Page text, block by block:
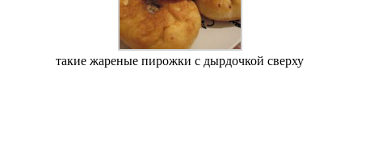
такие жареные пирожки с дырдочкой сверху